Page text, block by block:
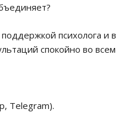
психолога и в
спокойно во всем
Telegram).